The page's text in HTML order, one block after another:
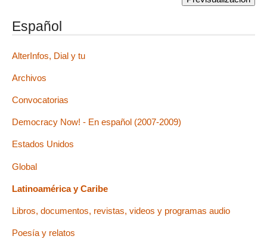
Español
AlterInfos, Dial y tu
Archivos
Convocatorias
Democracy Now! - En español (2007-2009)
Estados Unidos
Global
Latinoamérica y Caribe
Libros, documentos, revistas, videos y programas audio
Poesía y relatos